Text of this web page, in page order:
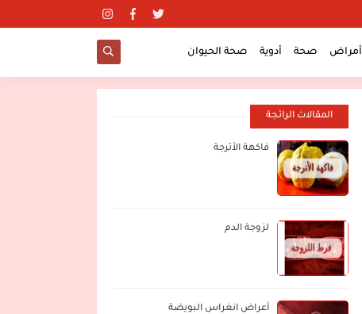
أمراض صحة أدوية صحة الحيوان
المقالات الرائجة
فاكهة الأترجة
لزوجة الدم
أعراض انغراس البويضة